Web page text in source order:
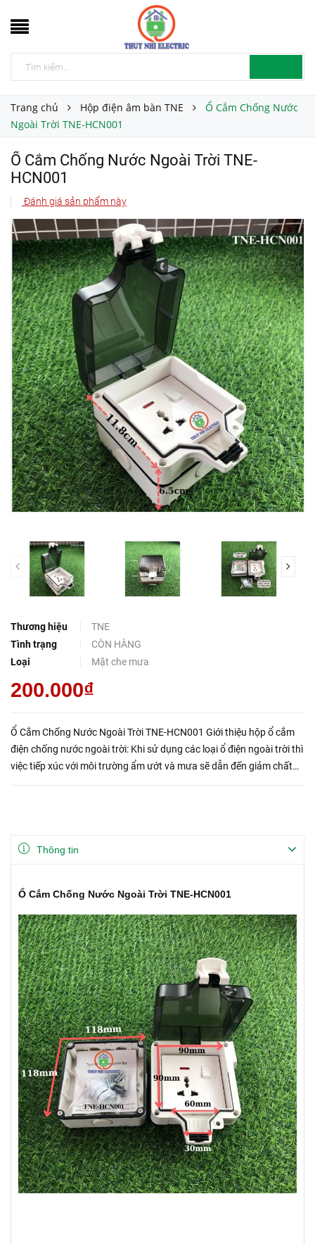
Trang chủ Hộp điện âm bàn TNE
Ổ Cắm Chống Nước
Ngoài Trời TNE-HCN001
Ổ Cắm Chống Nước Ngoài Trời TNE-
HCN001
Đánh giá sản phẩm này
prev
Thương hiệu
TNE
Tình trạng
CÒN HÀNG
Loại
Mặt che mưa
200.000₫
Ổ Cắm Chống Nước Ngoài Trời TNE-HCN001 Giới thiệu hộp ổ cắm
điện chống nước ngoài trời: Khi sử dụng các loại ổ điện ngoài trời thì
việc tiếp xúc với môi trường ẩm ướt và mưa sẽ dẫn đến giảm chất
Thông tin
Ổ Cắm Chống Nước Ngoài Trời TNE-HCN001